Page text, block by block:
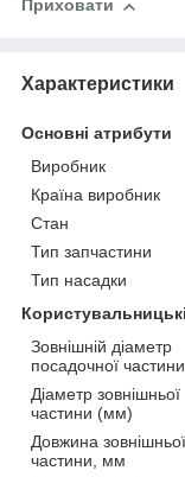
Приховати
Характеристики
Основні атрибути
Виробник
Країна виробник
Стан
Тип запчастини
Тип насадки
Зовнішній діаметр
посадочної
Діаметр зовнішньої
частини (мм)
Довжина зовнішньої
частини, мм